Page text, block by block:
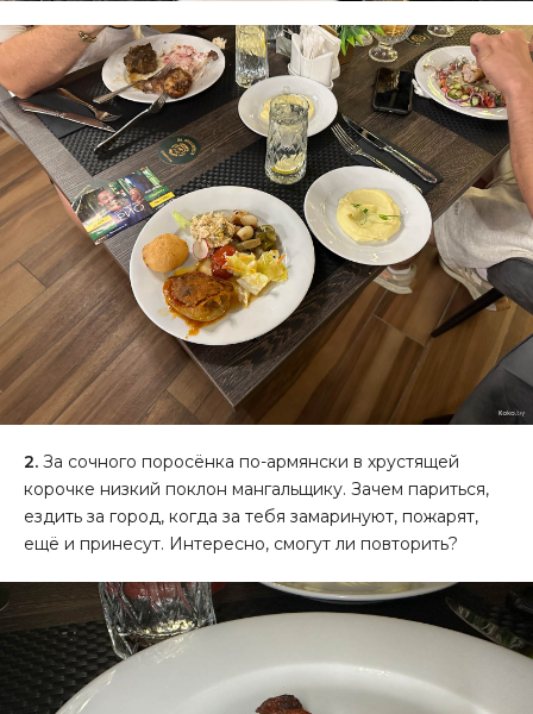
2. За сочного поросёнка по-армянски в хрустящей
корочке низкий поклон мангальщику. Зачем париться,
ездить за город, когда за тебя замаринуют, пожарят,
ещё и принесут. Интересно, смогут ли повторить?